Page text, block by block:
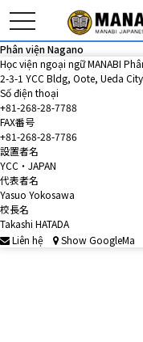
toggle
navigation
Phân viện Nagano
Học viện ngoại ngữ MANABI
2-3-1 YCC Bldg, Oote, Ueda
Số điện thoại
+81-268-28-7788
FAX番号
+81-268-28-7786
設置者名
YCC・JAPAN
代表者名
Yasuo Yokosawa
校長名
Takashi HATADA
Liên hệ
Show GoogleMa